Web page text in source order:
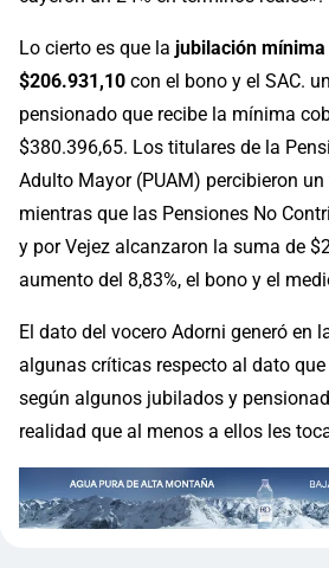
Lo cierto es que la jubilación mínima
$206.931,10 con el bono y el SAC.
pensionado que recibe la mínima
$380.396,65. Los titulares de la
Adulto Mayor (PUAM) percibieron
mientras que las Pensiones No
y por Vejez alcanzaron la suma de
aumento del 8,83%, el bono y el
El dato del vocero Adorni generó en
algunas críticas respecto al dato
según algunos jubilados y
realidad que al menos a ellos les